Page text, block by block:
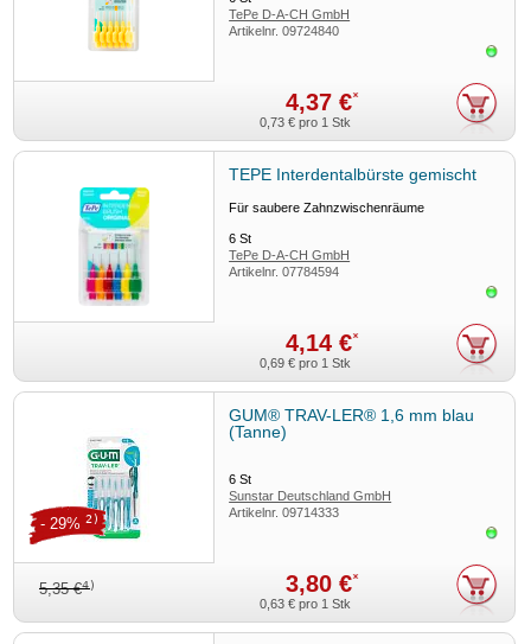
TePe D-A-CH GmbH
Artikelnr.09724840
4,37 €*
0,73 € pro 1 Stk
TEPE Interdentalbürste gemischt
Für saubere Zahnzwischenräume
6St
TePe D-A-CH GmbH
Artikelnr.07784594
4,14 €*
0,69 € pro 1 Stk
GUM® TRAV-LER® 1,6 mm blau
(Tanne)
6St
Sunstar Deutschland GmbH
Artikelnr.09714333
5,35 €4) 3,80 €*
- 29% 2)
0,63 € pro 1 Stk